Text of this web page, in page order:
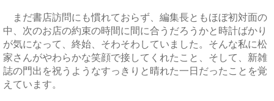
まだ書店訪問にも慣れておらず、編集長ともほぼ初対面の
中、次のお店の約束の時間に間に合うだろうかと時計ばかり
が気になって、終始、そわそわしていました。そんな私に松
家さんがやわらかな笑顔で接してくれたこと、そして、新雑
誌の門出を祝うようなすっきりと晴れた一日だったことを覚
えています。